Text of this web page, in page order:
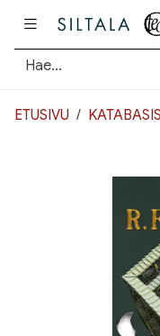
ETUSIVU